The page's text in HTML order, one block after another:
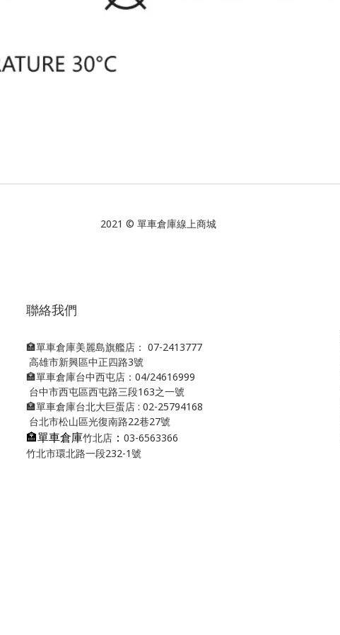
2021 © 單車倉庫線上商城
聯絡我們
🏣單車倉庫美麗島旗艦店： 07-2413777
高雄市新興區中正四路3號
🏣單車倉庫台中西屯店：04/24616999
台中市西屯區西屯路三段163之一號
🏣單車倉庫台北大巨蛋店 : 02-25794168
台北市松山區光復南路22巷27號
🏣單車倉庫竹北店 ： 03-6563366
竹北市環北路一段232-1號